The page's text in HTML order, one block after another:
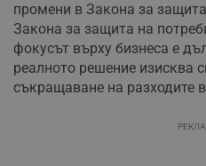
промени в Закона за
Закона за защита на
фокусът върху бизнеса е
реалното решение изисква
съкращаване на разходите